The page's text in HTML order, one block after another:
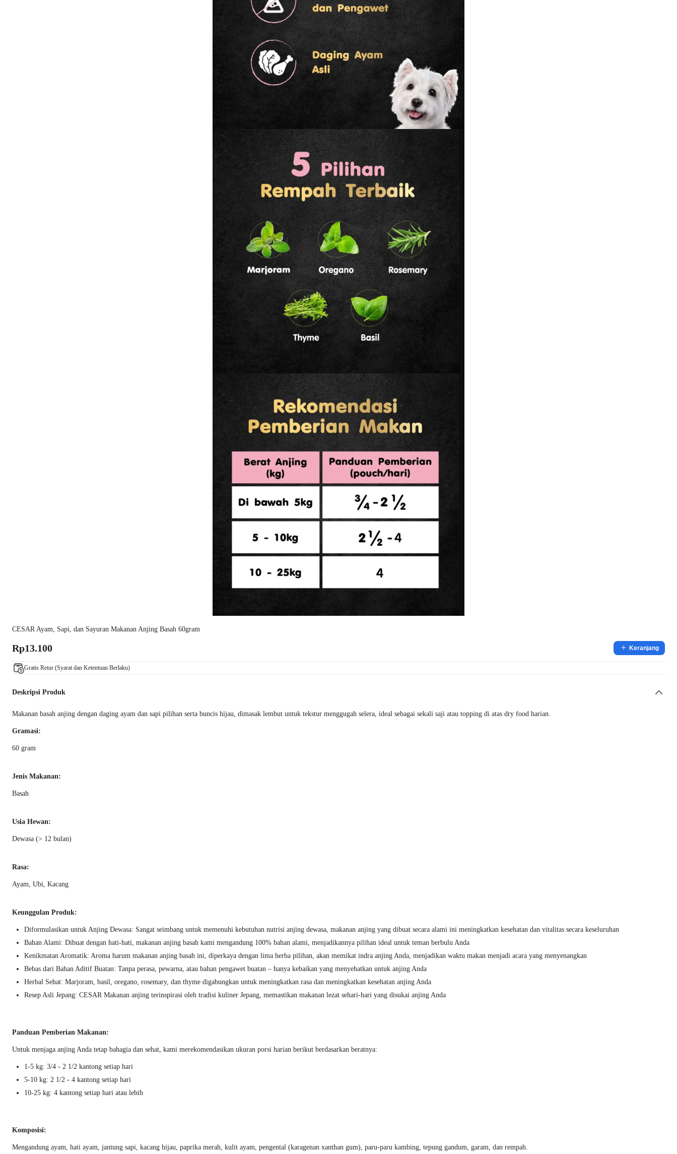
CESAR Ayam, Sapi, dan Sayuran Makanan Anjing Basah 60gram
Rp13.100 Keranjang
Gratis Retur (Syarat dan Ketentuan Berlaku)
Deskripsi Produk
Makanan basah anjing dengan daging ayam dan sapi pilihan serta buncis hijau, dimasak lembut untuk tekstur menggugah selera, ideal sebagai sekali saji atau topping di atas dry food harian.
Gramasi:
60 gram
Jenis Makanan:
Basah
Usia Hewan:
Dewasa (> 12 bulan)
Rasa:
Ayam, Ubi, Kacang
Keunggulan Produk:
Diformulasikan untuk Anjing Dewasa: Sangat seimbang untuk memenuhi kebutuhan nutrisi anjing dewasa, makanan anjing yang dibuat secara alami ini meningkatkan kesehatan dan vitalitas secara keseluruhan
Bahan Alami: Dibuat dengan hati-hati, makanan anjing basah kami mengandung 100% bahan alami, menjadikannya pilihan ideal untuk teman berbulu Anda
Kenikmatan Aromatik: Aroma harum makanan anjing basah ini, diperkaya dengan lima herba pilihan, akan memikat indra anjing Anda, menjadikan waktu makan menjadi acara yang menyenangkan
Bebas dari Bahan Aditif Buatan: Tanpa perasa, pewarna, atau bahan pengawet buatan – hanya kebaikan yang menyehatkan untuk anjing Anda
Herbal Sehat: Marjoram, basil, oregano, rosemary, dan thyme digabungkan untuk meningkatkan rasa dan meningkatkan kesehatan anjing Anda
Resep Asli Jepang: CESAR Makanan anjing terinspirasi oleh tradisi kuliner Jepang, memastikan makanan lezat sehari-hari yang disukai anjing Anda
Panduan Pemberian Makanan:
Untuk menjaga anjing Anda tetap bahagia dan sehat, kami merekomendasikan ukuran porsi harian berikut berdasarkan beratnya:
1-5 kg: 3/4 - 2 1/2 kantong setiap hari
5-10 kg: 2 1/2 - 4 kantong setiap hari
10-25 kg: 4 kantong setiap hari atau lebih
Komposisi:
Mengandung ayam, hati ayam, jantung sapi, kacang hijau, paprika merah, kulit ayam, pengental (karagenan xanthan gum), paru-paru kambing, tepung gandum, garam, dan rempah.